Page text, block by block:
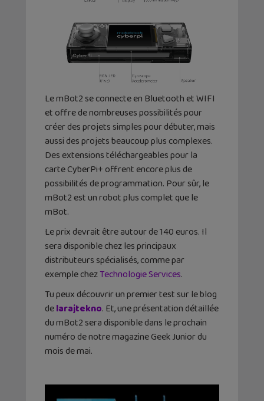
Le mBot2 se connecte en Bluetooth et WIFI
et offre de nombreuses possibilités pour
créer des projets simples pour débuter, mais
aussi des projets beaucoup plus complexes.
Des extensions téléchargeables pour la
carte CyberPi+ offrent encore plus de
possibilités de programmation. Pour sûr, le
mBot2 est un robot plus complet que le
mBot.
Le prix devrait être autour de 140 euros. Il
sera disponible chez les principaux
distributeurs spécialisés, comme par
exemple chezTechnologie Services.
Tu peux découvrir un premier test sur le blog
delarajtekno. Et, une présentation détaillée
du mBot2 sera disponible dans le prochain
numéro de notre magazine Geek Junior du
mois de mai.